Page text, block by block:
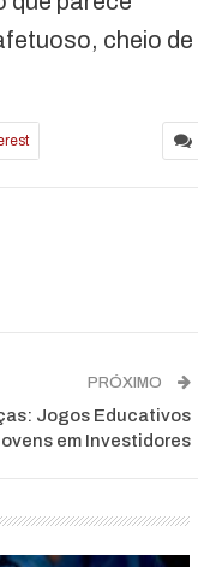
cheio de
PRÓXIMO
Jogos Educativos
em Investidores